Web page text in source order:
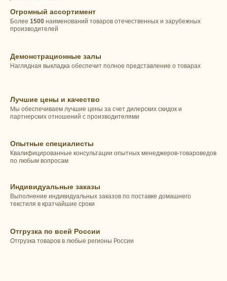
Огромный ассортимент
Более 1500 наименований товаров отечественных и зарубежных
производителей
Демонстрационные залы
Наглядная выкладка обеспечит полное представление о товарах
Лучшие цены и качество
Мы обеспечиваем лучшие цены за счет дилерских скидок и
партнерских отношений с производителями
Опытные специалисты
Квалифицированные консультации опытных менеджеров-товароведов
по любым вопросам
Индивидуальные заказы
Выполнение индивидуальных заказов по поставке домашнего
текстиля в кратчайшие сроки
Отгрузка по всей России
Отгрузка товаров в любые регионы России